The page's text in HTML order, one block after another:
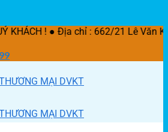
! ● Địa chỉ : 662/21 Lê Văn